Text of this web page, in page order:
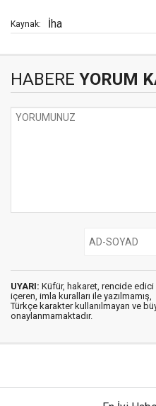
Kaynak: İha
HABERE YORUM
UYARI: Küfür, hakaret, rencide edici
içeren, imla kuralları ile yazılmamış,
Türkçe karakter kullanılmayan ve
onaylanmamaktadır.